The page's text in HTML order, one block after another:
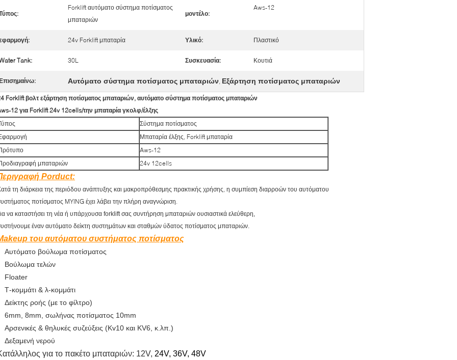
Forklift αυτόματο σύστημα ποτίσματος
μπαταριών
μοντέλο:
Aws-12
24v Forklift μπαταρία Υλικό: Πλαστικό
Tank: 30L Συσκευασία: Κουτιά
Αυτόματο σύστημα ποτίσματος μπαταριών, Εξάρτηση ποτίσματος μπαταριών
Forklift βολτ εξάρτηση ποτίσματος μπαταριών, αυτόματο σύστημα ποτίσματος μπαταριών
12 για Forklift 24v 12cells/την μπαταρία γκολφ/έλξης
Σύστημα ποτίσματος
Μπαταρία έλξης, Forklift μπαταρία
Aws-12
μπαταριών
24v 12cells
Porduct:
τη διάρκεια της περιόδου ανάπτυξης και μακροπρόθεσμης πρακτικής χρήσης, η συμπίεση διαρροών του αυτόματου
ποτίσματος MYING έχει λάβει την πλήρη αναγνώριση.
να καταστήσει τη νέα ή υπάρχουσα forklift σας συντήρηση μπαταριών ουσιαστικά ελεύθερη,
έναν αυτόματο δείκτη συστημάτων και σταθμών ύδατος ποτίσματος μπαταριών.
του αυτόματου συστήματος ποτίσματος
Αυτόματο βούλωμα ποτίσματος
Βούλωμα τελών
Floater
Τ-κομμάτι & λ-κομμάτι
Δείκτης ροής (με το φίλτρο)
6mm, 8mm, σωλήνας ποτίσματος 10mm
Αρσενικές & θηλυκές συζεύξεις (Kv10 και KV6, κ.λπ.)
Δεξαμενή νερού
για το πακέτο μπαταριών: 12V, 24V, 36V, 48V